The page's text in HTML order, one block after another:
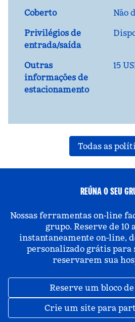
Coberto
Não
Privilégios de
entrada/saída
Outras
informações de
estacionamento
15
Todas as
REÚNA O SEU
Nossas ferramentas on-line
grupo. Reserve de 10
instantaneamente on-line,
personalizado grátis para
reservarem sua
Reserve um bloco
Crie um site para